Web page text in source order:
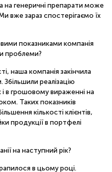
на генеричні препарати може
вже зараз спостерігаємо їх
показниками компанія
проблеми?
наша компанія закінчила
реалізацію
і в грошовому вираженні на
Таких показників
кількості клієнтів,
продукції в портфелі
на наступний рік?
в цьому році.